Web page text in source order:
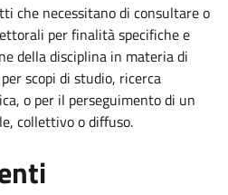
che necessitano di consultare o
per finalità specifiche e
della disciplina in materia di
scopi di studio, ricerca
o per il perseguimento di un
collettivo o diffuso.